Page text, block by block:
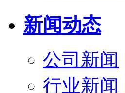
新闻动态
公司新闻
行业新闻